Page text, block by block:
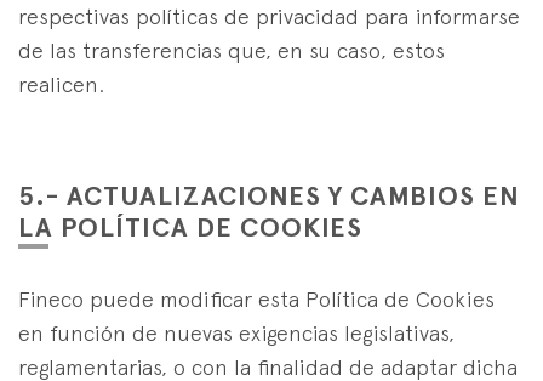
respectivas políticas de privacidad para informarse
de las transferencias que, en su caso, estos
realicen.
5.- ACTUALIZACIONES Y CAMBIOS EN
LA POLÍTICA DE COOKIES
Fineco puede modificar esta Política de Cookies
en función de nuevas exigencias legislativas,
reglamentarias, o con la finalidad de adaptar dicha